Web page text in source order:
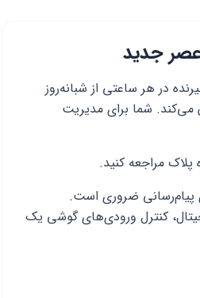
جدید
در هر ساعتی از شبانه‌روز
می‌کند. شما برای مدیریت
پلاک مراجعه کنید.
پیام‌رسانی ضروری است.
کنترل ورودی‌های گوشی یک